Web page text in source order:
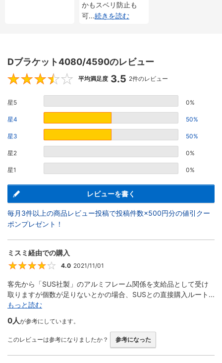
かもスベリ防止も
可...続きを読む
Dブラケット4080/4590のレビュー
3.5
平均満足度 3.5 2件のレビュー
星5 0%
星4 50%
星3 50%
星2 0%
星1 0%
レビューを書く
毎月3件以上の商品レビュー投稿で投稿件数×500円分の値引クー
ポンプレゼント！
ミスミ経由での購入
4.0 2021/11/01
客先から「SUS社製」のアルミフレーム関係を支給品として受け
取りますが個数が足りないとかの場合、SUSとの直接購入ルート...
もっと読む
0人が参考にしています。
このレビューは参考になりましたか？ 参考になった